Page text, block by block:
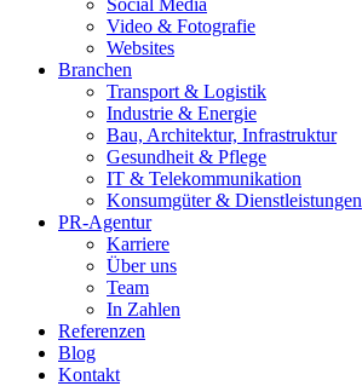
Social Media
Video & Fotografie
Websites
Branchen
Transport & Logistik
Industrie & Energie
Bau, Architektur, Infrastruktur
Gesundheit & Pflege
IT & Telekommunikation
Konsumgüter & Dienstleistungen
PR-Agentur
Karriere
Über uns
Team
In Zahlen
Referenzen
Blog
Kontakt